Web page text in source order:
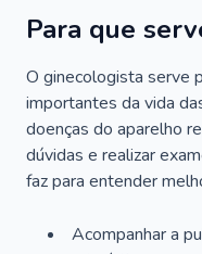
Para que
O ginecologista serve
importantes da vida
doenças do aparelho
dúvidas e realizar
faz para entender
Acompanhar a